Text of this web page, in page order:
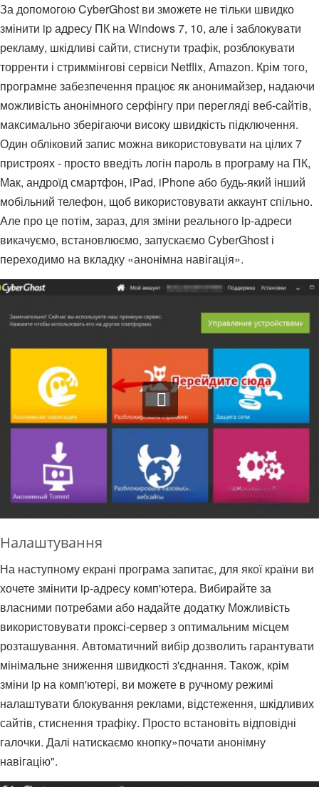
За допомогою CyberGhost ви зможете не тільки швидко
змінити ip адресу ПК на Windows 7, 10, але і заблокувати
рекламу, шкідливі сайти, стиснути трафік, розблокувати
торренти і стриммінгові сервіси Netflix, Amazon. Крім того,
програмне забезпечення працює як анонимайзер, надаючи
можливість анонімного серфінгу при перегляді веб-сайтів,
максимально зберігаючи високу швидкість підключення.
Один обліковий запис можна використовувати на цілих 7
пристроях - просто введіть логін пароль в програму на ПК,
Мак, андроїд смартфон, iPad, iPhone або будь-який інший
мобільний телефон, щоб використовувати аккаунт спільно.
Але про це потім, зараз, для зміни реального ip-адреси
викачуємо, встановлюємо, запускаємо CyberGhost і
переходимо на вкладку «анонімна навігація».
Налаштування
На наступному екрані програма запитає, для якої країни ви
хочете змінити ip-адресу комп'ютера. Вибирайте за
власними потребами або надайте додатку Можливість
використовувати проксі-сервер з оптимальним місцем
розташування. Автоматичний вибір дозволить гарантувати
мінімальне зниження швидкості з'єднання. Також, крім
зміни ip на комп'ютері, ви можете в ручному режимі
налаштувати блокування реклами, відстеження, шкідливих
сайтів, стиснення трафіку. Просто встановіть відповідні
галочки. Далі натискаємо кнопку»почати анонімну
навігацію".